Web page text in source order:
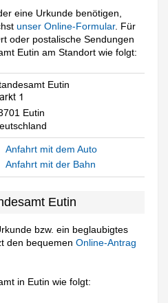
eine Urkunde benötigen,
unser Online-Formular. Für
oder postalische Sendungen
Eutin am Standort wie folgt:
Eutin
Eutin
Anfahrt mit dem Auto
Anfahrt mit der Bahn
Eutin
bzw. ein beglaubigtes
den bequemenOnline-Antrag
in Eutin wie folgt: